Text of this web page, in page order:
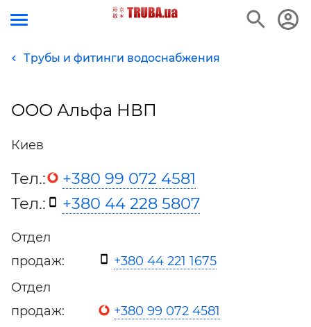
Трубы и фитинги водоснабжения
ООО Альфа НВП
Киев
Тел.:
+380 99 072 4581
Тел.:
+380 44 228 5807
Отдел
продаж:
+380 44 221 1675
Отдел
продаж:
+380 99 072 4581